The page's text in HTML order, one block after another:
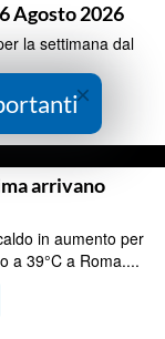
Agosto 2026
la settimana dal
arrivano
in aumento per
a 39°C a Roma....
×